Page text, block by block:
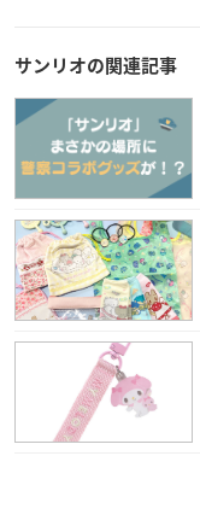
サンリオの関連記事